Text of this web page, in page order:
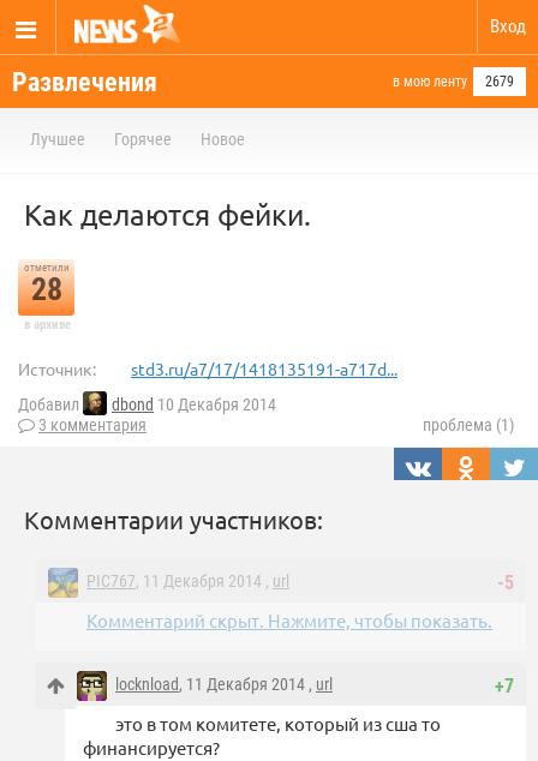
Вход
Развлечения в мою ленту 2679
Лучшее Горячее Новое
Как делаются фейки.
отметили
28
в архиве
Источник: std3.ru/a7/17/1418135191-a717d...
Добавил dbond 10 Декабря 2014
3 комментария
проблема (1)
Комментарии участников:
-5
PIC767, 11 Декабря 2014 , url
Комментарий скрыт. Нажмите, чтобы показать.
+7
locknload, 11 Декабря 2014 , url
это в том комитете, который из сша то
финансируется?